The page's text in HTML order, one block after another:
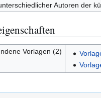
Autoren der
Vorlagen (2)